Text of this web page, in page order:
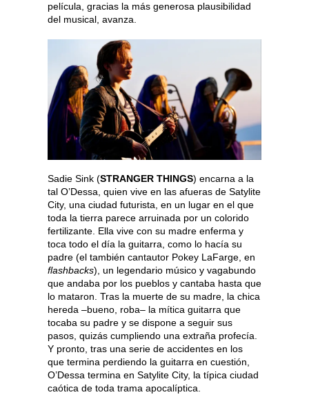
película, gracias la más generosa plausibilidad
del musical, avanza.
Sadie Sink (STRANGER THINGS) encarna a la
tal O’Dessa, quien vive en las afueras de Satylite
City, una ciudad futurista, en un lugar en el que
toda la tierra parece arruinada por un colorido
fertilizante. Ella vive con su madre enferma y
toca todo el día la guitarra, como lo hacía su
padre (el también cantautor Pokey LaFarge, en
flashbacks), un legendario músico y vagabundo
que andaba por los pueblos y cantaba hasta que
lo mataron. Tras la muerte de su madre, la chica
hereda –bueno, roba– la mítica guitarra que
tocaba su padre y se dispone a seguir sus
pasos, quizás cumpliendo una extraña profecía.
Y pronto, tras una serie de accidentes en los
que termina perdiendo la guitarra en cuestión,
O’Dessa termina en Satylite City, la típica ciudad
caótica de toda trama apocalíptica.